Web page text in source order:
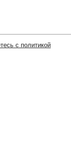
с политикой